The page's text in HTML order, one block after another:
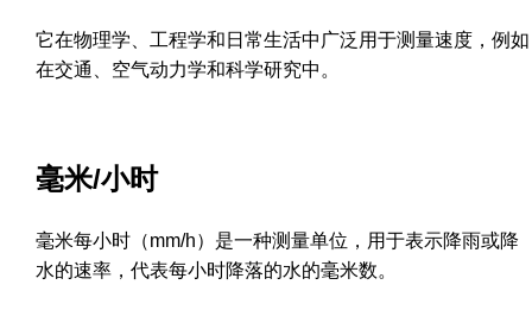
它在物理学、工程学和日常生活中广泛用于测量速度，例如
在交通、空气动力学和科学研究中。
毫米/小时
毫米每小时（mm/h）是一种测量单位，用于表示降雨或降
水的速率，代表每小时降落的水的毫米数。